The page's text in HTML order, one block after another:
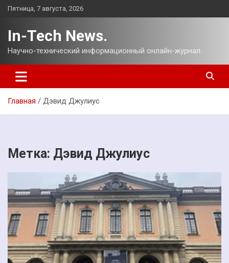
Перейти
Пятница, 7 августа, 2026
In-Tech News.
Научно-технический информационный онлайн-журнал.
Главная Дэвид Джулиус
Метка: Дэвид Джулиус